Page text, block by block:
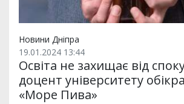
Новини Дніпра
19.01.2024 13:44
Освіта не захищає від
доцент університету
«Море Пива»